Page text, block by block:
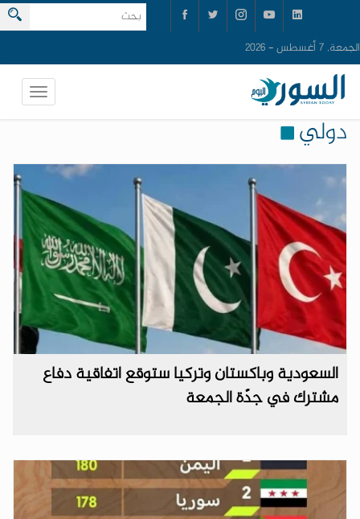
الجمعة, 7 أغسطس - 2026
دولي
السعودية وباكستان وتركيا ستوقع اتفاقية دفاع
مشترك في جدّة الجمعة